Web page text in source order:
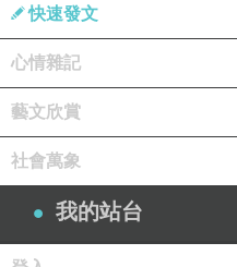
快速發文
心情雜記
藝文欣賞
社會萬象
我的站台